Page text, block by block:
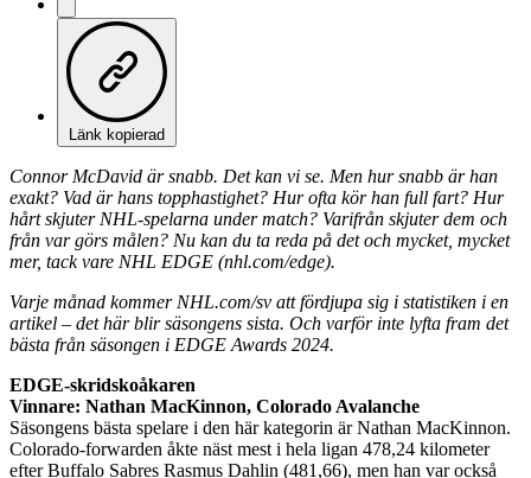
Länk kopierad
Connor McDavid är snabb. Det kan vi se. Men hur snabb är han
exakt? Vad är hans topphastighet? Hur ofta kör han full fart? Hur
hårt skjuter NHL-spelarna under match? Varifrån skjuter dem och
från var görs målen? Nu kan du ta reda på det och mycket, mycket
mer, tack vare NHL EDGE (nhl.com/edge).
Varje månad kommer NHL.com/sv att fördjupa sig i statistiken i en
artikel – det här blir säsongens sista. Och varför inte lyfta fram det
bästa från säsongen i EDGE Awards 2024.
EDGE-skridskoåkaren
Vinnare: Nathan MacKinnon, Colorado Avalanche
Säsongens bästa spelare i den här kategorin är Nathan MacKinnon.
Colorado-forwarden åkte näst mest i hela ligan 478,24 kilometer
efter Buffalo Sabres Rasmus Dahlin (481,66), men han var också